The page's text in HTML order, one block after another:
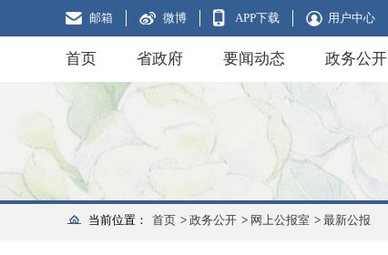
邮箱 微博 APP下载 用户中心
首页 省政府 要闻动态 政务公开
当前位置： 首页 > 政务公开 > 网上公报室 > 最新公报